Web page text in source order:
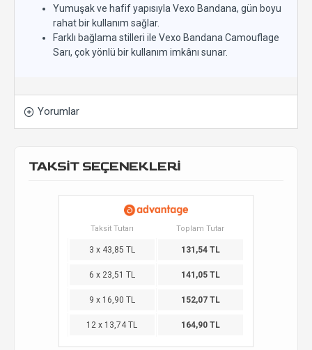
Yumuşak ve hafif yapısıyla Vexo Bandana, gün boyu
rahat bir kullanım sağlar.
Farklı bağlama stilleri ile Vexo Bandana Camouflage
Sarı, çok yönlü bir kullanım imkânı sunar.
Yorumlar
TAKSİT SEÇENEKLERİ
Taksit Tutarı Toplam Tutar
3 x 43,85 TL 131,54 TL
6 x 23,51 TL 141,05 TL
9 x 16,90 TL 152,07 TL
12 x 13,74 TL 164,90 TL